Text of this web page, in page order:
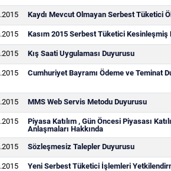
Kaydı Mevcut Olmayan Serbest Tüketici
Kasım 2015 Serbest Tüketici Kesinleşmiş
Kış Saati Uygulaması Duyurusu
Cumhuriyet Bayramı Ödeme ve Teminat
MMS Web Servis Metodu Duyurusu
Piyasa Katılım , Gün Öncesi Piyasası
Anlaşmaları Hakkında
Sözleşmesiz Talepler Duyurusu
Yeni Serbest Tüketici İşlemleri